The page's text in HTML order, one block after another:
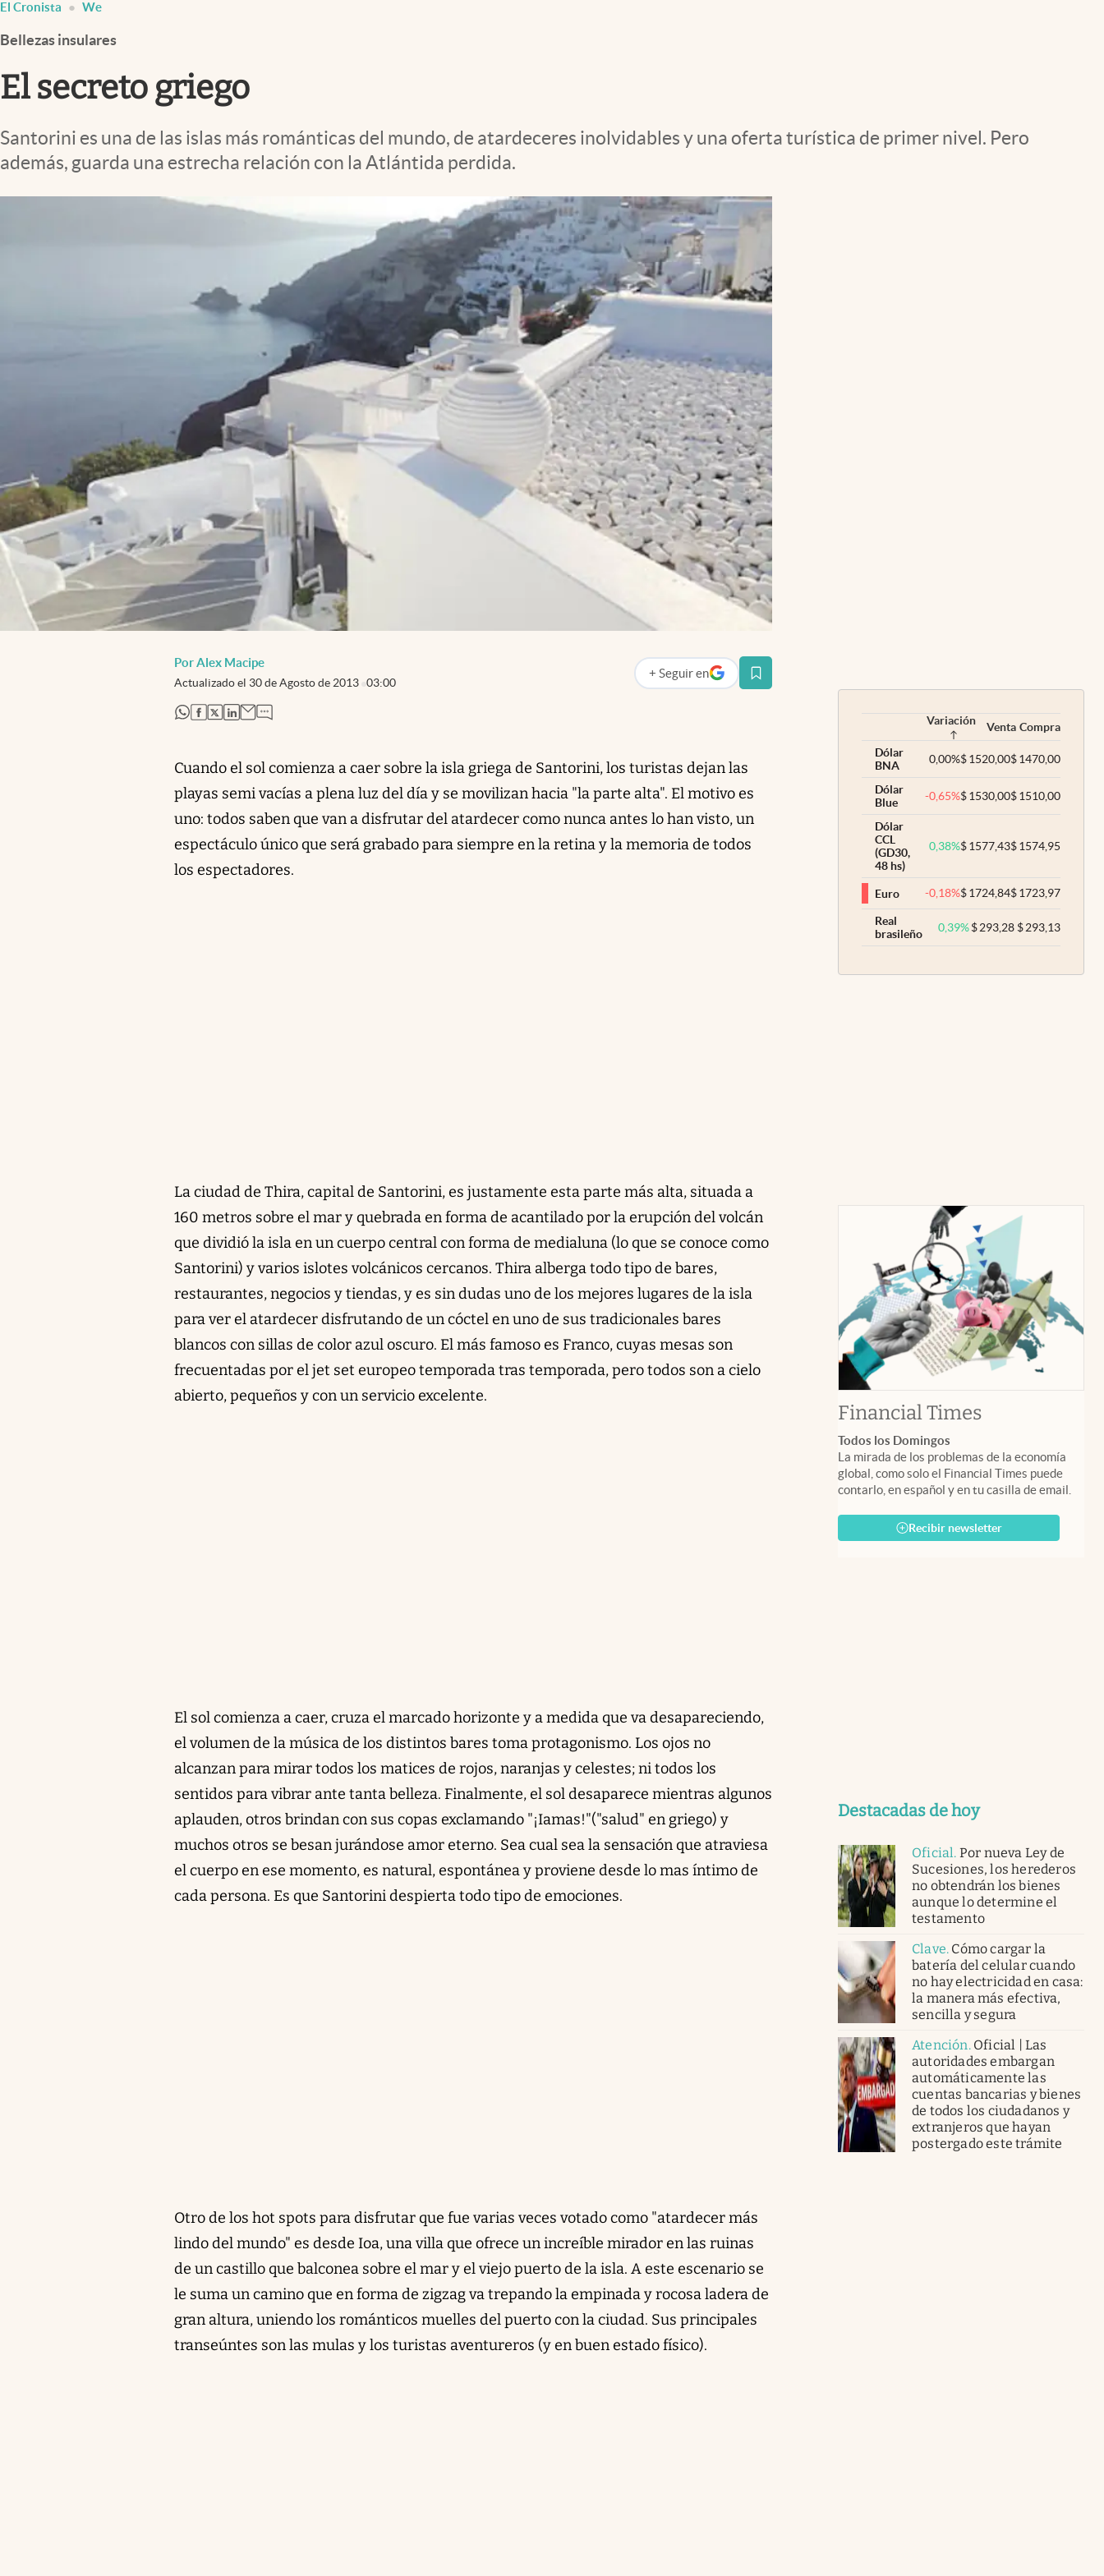
Infotechnology
Clase
Clima
Mundial 2026
Eventos Corporativos
El Cronista Studio
Mediakit
El Cronista We
Bellezas insulares
El secreto griego
Santorini es una de las islas más románticas del mundo, de atardeceres inolvidables y una oferta turística de primer nivel. Pero
además, guarda una estrecha relación con la Atlántida perdida.
Por Alex Macipe
Actualizado el 30 de Agosto de 2013 03:00
+ Seguir en
abre en nueva pestaña
abre en nueva pestaña
abre en nueva pestaña
abre en nueva pestaña
abre en nueva pestaña
Cuando el sol comienza a caer sobre la isla griega de Santorini, los turistas dejan las
playas semi vacías a plena luz del día y se movilizan hacia "la parte alta". El motivo es
uno: todos saben que van a disfrutar del atardecer como nunca antes lo han visto, un
espectáculo único que será grabado para siempre en la retina y la memoria de todos
los espectadores.
La ciudad de Thira, capital de Santorini, es justamente esta parte más alta, situada a
160 metros sobre el mar y quebrada en forma de acantilado por la erupción del volcán
que dividió la isla en un cuerpo central con forma de medialuna (lo que se conoce como
Santorini) y varios islotes volcánicos cercanos. Thira alberga todo tipo de bares,
restaurantes, negocios y tiendas, y es sin dudas uno de los mejores lugares de la isla
para ver el atardecer disfrutando de un cóctel en uno de sus tradicionales bares
blancos con sillas de color azul oscuro. El más famoso es Franco, cuyas mesas son
frecuentadas por el jet set europeo temporada tras temporada, pero todos son a cielo
abierto, pequeños y con un servicio excelente.
El sol comienza a caer, cruza el marcado horizonte y a medida que va desapareciendo,
el volumen de la música de los distintos bares toma protagonismo. Los ojos no
alcanzan para mirar todos los matices de rojos, naranjas y celestes; ni todos los
sentidos para vibrar ante tanta belleza. Finalmente, el sol desaparece mientras algunos
aplauden, otros brindan con sus copas exclamando "¡Iamas!"("salud" en griego) y
muchos otros se besan jurándose amor eterno. Sea cual sea la sensación que atraviesa
el cuerpo en ese momento, es natural, espontánea y proviene desde lo mas íntimo de
cada persona. Es que Santorini despierta todo tipo de emociones.
Otro de los hot spots para disfrutar que fue varias veces votado como "atardecer más
lindo del mundo" es desde Ioa, una villa que ofrece un increíble mirador en las ruinas
de un castillo que balconea sobre el mar y el viejo puerto de la isla. A este escenario se
le suma un camino que en forma de zigzag va trepando la empinada y rocosa ladera de
gran altura, uniendo los románticos muelles del puerto con la ciudad. Sus principales
transeúntes son las mulas y los turistas aventureros (y en buen estado físico).
Variación Venta Compra
Dólar
BNA
0,00%$1520,00$1470,00
Dólar
Blue
-0,65%$1530,00$1510,00
Dólar
CCL
(GD30,
48 hs)
0,38%$1577,43$1574,95
Euro -0,18%$1724,84$1723,97
Real
brasileño
0,39% $293,28 $293,13
Financial Timesabre en
Todos los Domingos
La mirada de los problemas de la economía
global, como solo el Financial Times puede
contarlo, en español y en tu casilla de email.
Recibir newsletter
Destacadas de hoy
Oficial. Por nueva Ley de
Sucesiones, los herederos
no obtendrán los bienes
aunque lo determine el
testamento
Clave. Cómo cargar la
batería del celular cuando
no hay electricidad en casa:
la manera más efectiva,
sencilla y segura
Atención. Oficial | Las
autoridades embargan
automáticamente las
cuentas bancarias y bienes
de todos los ciudadanos y
extranjeros que hayan
postergado este trámite